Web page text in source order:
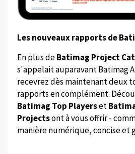
Les nouveaux rapports de
En plus deBatimag Project
s'appelait auparavant Batimag
recevrez dès maintenant deux
rapports en complément.
Batimag Top Playerset
Projectsont à vous offrir -
manière numérique, concise et